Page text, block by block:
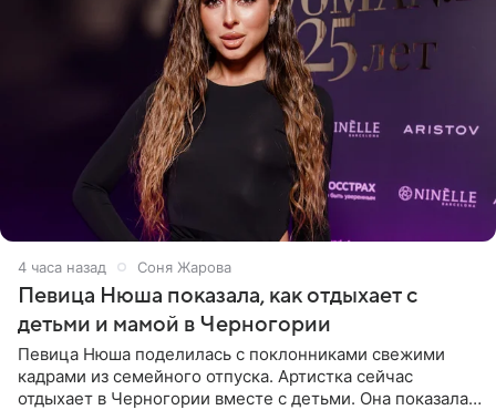
4 часа назад Соня Жарова
Певица Нюша показала, как отдыхает с
детьми и мамой в Черногории
Певица Нюша поделилась с поклонниками свежими
кадрами из семейного отпуска. Артистка сейчас
отдыхает в Черногории вместе с детьми. Она показала,